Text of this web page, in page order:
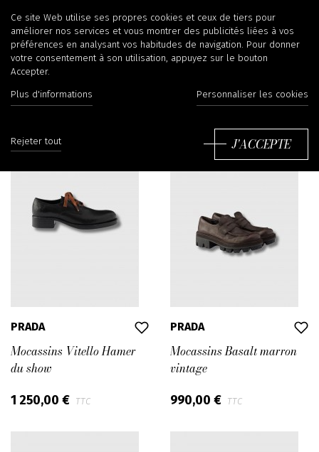
Chaussures
PRADA
Mocassins Vitello Hamer
du show
1 250,00 € TTC
PRADA
Mocassins Basalt marron
vintage
990,00 € TTC
Ce site Web utilise ses propres cookies et ceux de tiers pour
améliorer nos services et vous montrer des publicités liées à vos
préférences en analysant vos habitudes de navigation. Pour donner
votre consentement à son utilisation, appuyez sur le bouton
Accepter.
Plus d'informations Personnaliser les cookies
Rejeter tout J'ACCEPTE